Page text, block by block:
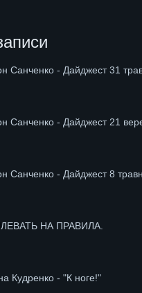
Санченко - Дайджест 31
Санченко - Дайджест 21
Санченко - Дайджест 8
НА ПРАВИЛА.
Кудренко - "К ноге!"